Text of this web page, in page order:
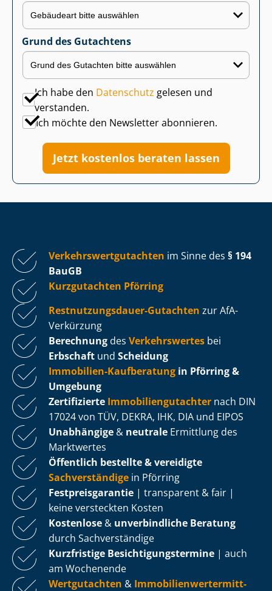
Grund des Gutachtens
Ich habe den Datenschutz gelesen und
verstanden.
Ich möchte den Newsletter abonnieren.
Jetzt kostenlos beraten lassen
Ver­kehrs­wert­gut­ach­ten im Sinne des § 194
BauGB
Kurzgutachten Pförring
Rest­nut­zungs­dau­er-Gutachten zur AfA-
Verkürzung
Berechnung des Verkehrswertes bei
Erbschaft und Scheidung
Immobilien-Kaufberatung in Pförring &
Umgebung
Zertifizierte Im­mo­bi­li­en­gut­ach­ter nach DIN
17024 von TÜV, DEKRA, IHK, DIA und EIPOS
Unabhängige & neutrale Ermittlung des
Marktwertes
Öffentlich bestellte & vereidigte
Sachverständige in Pförring
Fest­preis­ga­ran­tie | transparent & fair |
keine versteckten Kosten
Kostenlose & unverbindliche Beratung
durch Sachverständige
Kurzfristige Be­sich­ti­gungs­ter­mi­ne | auch
am Wochenende
Wertgutachten & Im­mo­bi­li­en­wert­ermitt­